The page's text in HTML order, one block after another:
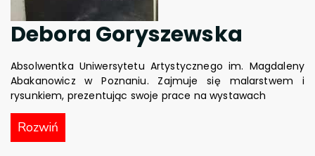
Debora Goryszewska
Absolwentka Uniwersytetu Artystycznego im. Magdaleny
Abakanowicz w Poznaniu. Zajmuje się malarstwem i
rysunkiem, prezentując swoje prace na wystawach
Rozwiń